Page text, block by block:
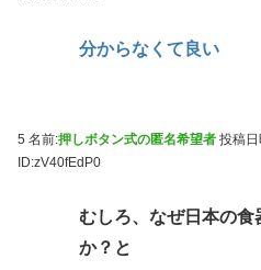
分からなくて良い
5 名前:押しボタン式の匿名希望者 投稿
ID:zV40fEdP0
むしろ、なぜ日本の
か？と